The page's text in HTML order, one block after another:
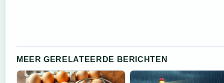
MEER GERELATEERDE BERICHTEN